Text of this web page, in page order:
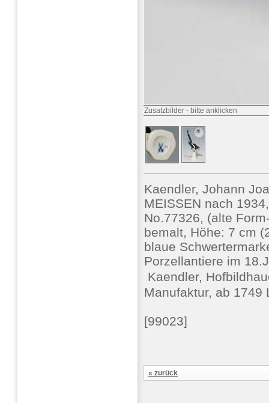
Zusatzbilder - bitte anklicken
Kaendler, Johann
MEISSEN nach
No.77326, (alte
bemalt, Höhe: 7 cm
blaue
Porzellantiere im
Kaendler,
Manufaktur, ab 1749
[99023]
« zurück